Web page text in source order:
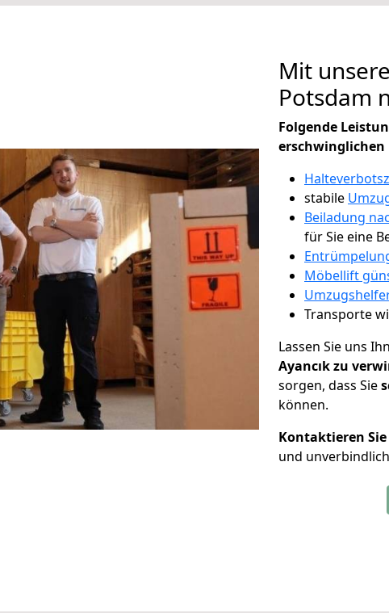
Mit
Potsdam
Folgende
erschwinglichen
stabile
Beiladung
für Sie eine
Möbellift
Umzugshelfer
Transporte
Lassen Sie uns
Ayancık zu
sorgen, dass Sie
können.
Kontaktieren
und